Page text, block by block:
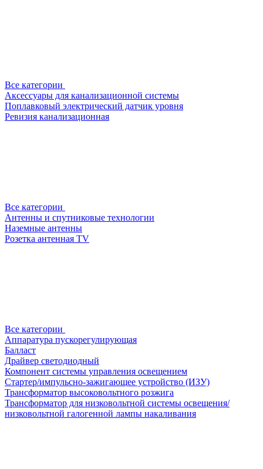
Все категории
Аксессуары для канализационной системы
Поплавковый электрический датчик уровня
Ревизия канализационная
Все категории
Антенны и спутниковые технологии
Наземные антенны
Розетка антенная TV
Все категории
Аппаратура пускорегулирующая
Балласт
Драйвер светодиодный
Компонент системы управления освещением
Стартер/импульсно-зажигающее устройство (ИЗУ)
Трансформатор высоковольтного розжига
Трансформатор для низковольтной системы освещения/
низковольтной галогенной лампы накаливания